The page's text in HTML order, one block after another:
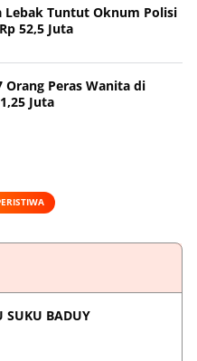
Lebak Tuntut Oknum Polisi
52,5 Juta
Orang Peras Wanita di
Juta
SUKU BADUY